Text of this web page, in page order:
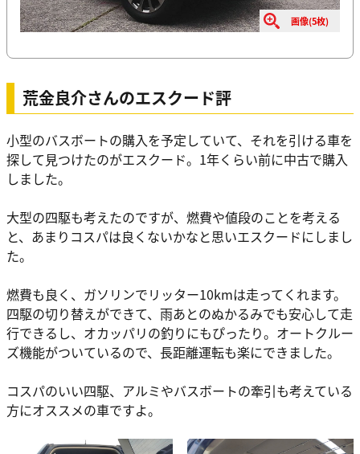
画像(5枚)
荒金良介さんのエスクード評
小型のバスボートの購入を予定していて、それを引ける車を
探して見つけたのがエスクード。1年くらい前に中古で購入
しました。
大型の四駆も考えたのですが、燃費や値段のことを考える
と、あまりコスパは良くないかなと思いエスクードにしまし
た。
燃費も良く、ガソリンでリッター10kmは走ってくれます。
四駆の切り替えができて、雨あとのぬかるみでも安心して走
行できるし、オカッパリの釣りにもぴったり。オートクルー
ズ機能がついているので、長距離運転も楽にできました。
コスパのいい四駆、アルミやバスボートの牽引も考えている
方にオススメの車ですよ。